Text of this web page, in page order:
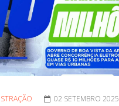
02 SETEMBRO 2025